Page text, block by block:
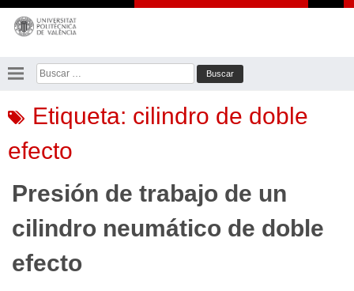
Saltar
contenido
Buscar:
Etiqueta: cilindro de doble
efecto
Presión de trabajo de un
cilindro neumático de doble
efecto